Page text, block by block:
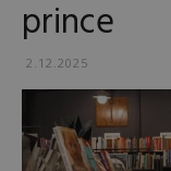
prince
2.12.2025